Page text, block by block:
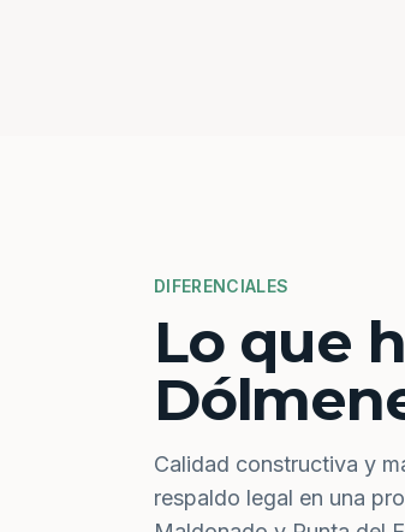
DIFERENCIALES
Lo que
Calidad constructiva y
respaldo legal en una